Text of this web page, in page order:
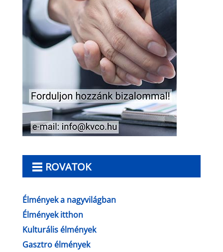
ROVATOK
Élmények a nagyvilágban
Élmények itthon
Kulturális élmények
Gasztro élmények